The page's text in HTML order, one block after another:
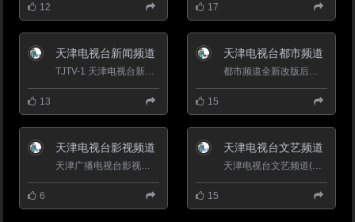
12 17
天津电视台新闻频道
13
天津电视台都市频道
都市频道全新改版后，节目分为生活服务、情感生活、都市剧场和综艺娱乐四大类。频道将&ldquo;现代都市、时尚...
15
天津电视台影视频道
6
天津电视台文艺频道
天津电视台文艺频道(T2)作为集传播、制作电视文艺产品的优质传媒组织。每天从清晨06:55至晚间01:00共计播出...
15